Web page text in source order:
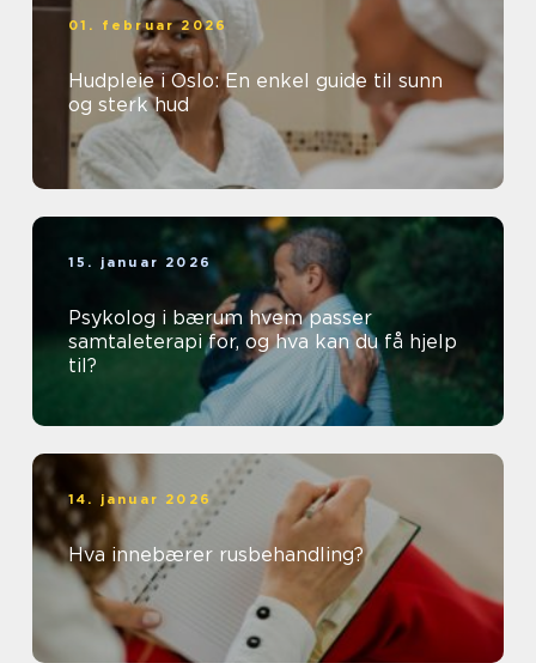
01. februar 2026
Hudpleie i Oslo: En enkel guide til sunn
og sterk hud
15. januar 2026
Psykolog i bærum hvem passer
samtaleterapi for, og hva kan du få hjelp
til?
14. januar 2026
Hva innebærer rusbehandling?